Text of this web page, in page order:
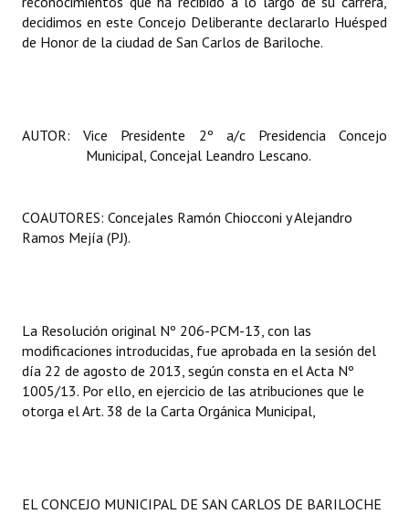
decidimos en este Concejo Deliberante declararlo Huésped
de Honor de la ciudad de San Carlos de Bariloche.
AUTOR: Vice Presidente 2º a/c Presidencia Concejo
Municipal, Concejal Leandro Lescano.
COAUTORES: Concejales Ramón Chiocconi y Alejandro
Ramos Mejía (PJ).
La Resolución original Nº 206-PCM-13, con las
modificaciones introducidas, fue aprobada en la sesión del
día 22 de agosto de 2013, según consta en el Acta Nº
1005/13. Por ello, en ejercicio de las atribuciones que le
otorga el Art. 38 de la Carta Orgánica Municipal,
EL CONCEJO MUNICIPAL DE SAN CARLOS DE BARILOCHE